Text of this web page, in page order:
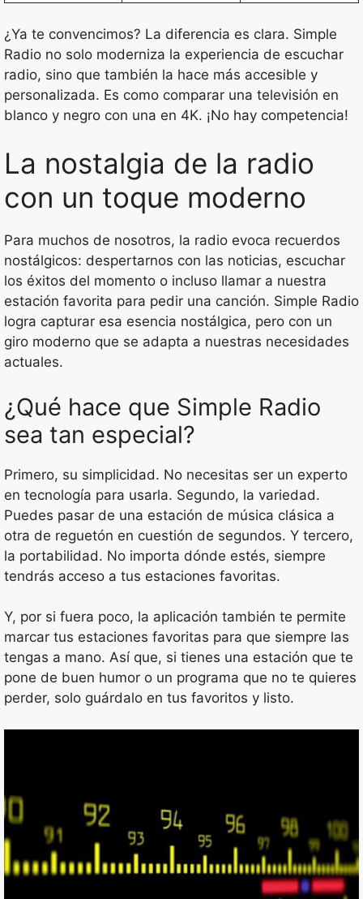
¿Ya te convencimos? La diferencia es clara. Simple
Radio no solo moderniza la experiencia de escuchar
radio, sino que también la hace más accesible y
personalizada. Es como comparar una televisión en
blanco y negro con una en 4K. ¡No hay competencia!
La nostalgia de la radio
con un toque moderno
Para muchos de nosotros, la radio evoca recuerdos
nostálgicos: despertarnos con las noticias, escuchar
los éxitos del momento o incluso llamar a nuestra
estación favorita para pedir una canción. Simple Radio
logra capturar esa esencia nostálgica, pero con un
giro moderno que se adapta a nuestras necesidades
actuales.
¿Qué hace que Simple Radio
sea tan especial?
Primero, su simplicidad. No necesitas ser un experto
en tecnología para usarla. Segundo, la variedad.
Puedes pasar de una estación de música clásica a
otra de reguetón en cuestión de segundos. Y tercero,
la portabilidad. No importa dónde estés, siempre
tendrás acceso a tus estaciones favoritas.
Y, por si fuera poco, la aplicación también te permite
marcar tus estaciones favoritas para que siempre las
tengas a mano. Así que, si tienes una estación que te
pone de buen humor o un programa que no te quieres
perder, solo guárdalo en tus favoritos y listo.